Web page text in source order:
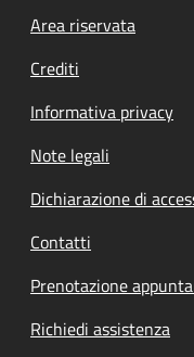
Footer menu
Area riservata
Crediti
Informativa privacy
Note legali
Dichiarazione di
Contatti
Prenotazione
Richiedi assistenza